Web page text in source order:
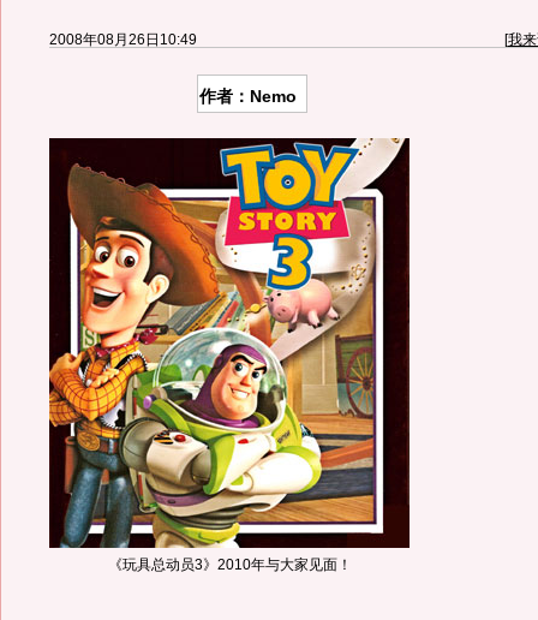
2008年08月26日10:49 [我
作者：Nemo
《玩具总动员3》2010年与大家见面！